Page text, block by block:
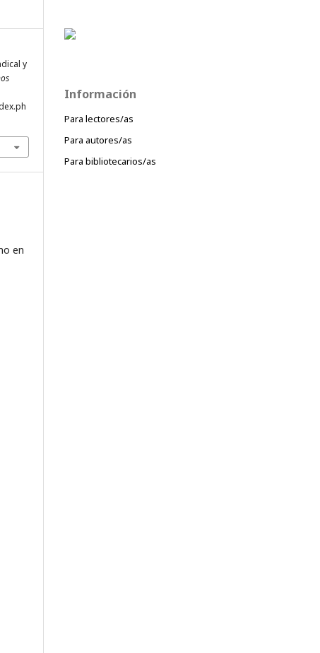
y
en
Información
Para lectores/as
Para autores/as
Para bibliotecarios/as